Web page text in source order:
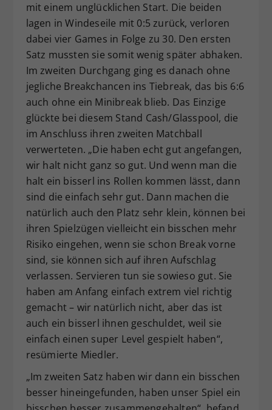
mit einem unglücklichen Start. Die beiden
lagen in Windeseile mit 0:5 zurück, verloren
dabei vier Games in Folge zu 30. Den ersten
Satz mussten sie somit wenig später abhaken.
Im zweiten Durchgang ging es danach ohne
jegliche Breakchancen ins Tiebreak, das bis 6:6
auch ohne ein Minibreak blieb. Das Einzige
glückte bei diesem Stand Cash/Glasspool, die
im Anschluss ihren zweiten Matchball
verwerteten. „Die haben echt gut angefangen,
wir halt nicht ganz so gut. Und wenn man die
halt ein bisserl ins Rollen kommen lässt, dann
sind die einfach sehr gut. Dann machen die
natürlich auch den Platz sehr klein, können bei
ihren Spielzügen vielleicht ein bisschen mehr
Risiko eingehen, wenn sie schon Break vorne
sind, sie können sich auf ihren Aufschlag
verlassen. Servieren tun sie sowieso gut. Sie
haben am Anfang einfach extrem viel richtig
gemacht – wir natürlich nicht, aber das ist
auch ein bisserl ihnen geschuldet, weil sie
einfach einen super Level gespielt haben“,
resümierte Miedler.
„Im zweiten Satz haben wir dann ein bisschen
besser hineingefunden, haben unser Spiel ein